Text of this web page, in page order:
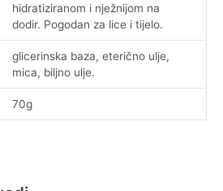
hidratiziranom i nježnijom na
dodir. Pogodan za lice i tijelo.
glicerinska baza, eterično ulje,
mica, biljno ulje.
70g